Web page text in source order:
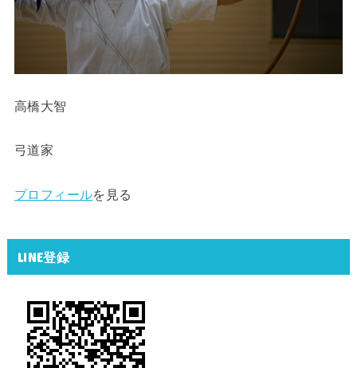
高橋大智
弓道家
プロフィールを見る
LINE登録